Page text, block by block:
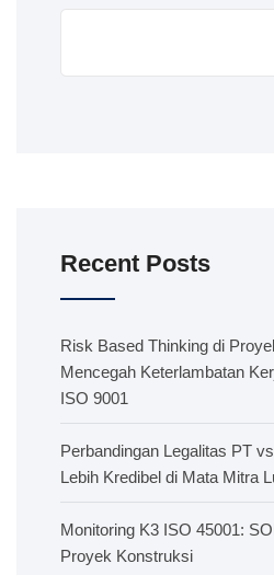
Recent Posts
Risk Based Thinking di
Mencegah Keterlambatan
ISO 9001
Perbandingan Legalitas PT
Lebih Kredibel di Mata Mitra
Monitoring K3 ISO 45001:
Proyek Konstruksi